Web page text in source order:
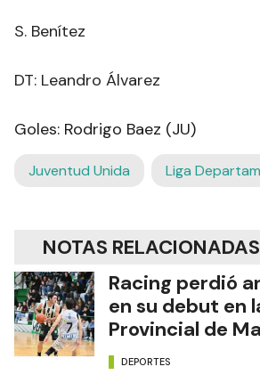
S. Benítez
DT: Leandro Álvarez
Goles: Rodrigo Baez (JU)
Juventud Unida Liga
NOTAS RELACIONADAS
Racing perdió
en su debut en
Provincial de
DEPORTES